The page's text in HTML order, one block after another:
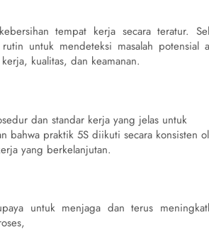
tempat kerja secara teratur.
untuk mendeteksi masalah potensial
kualitas, dan keamanan.
dan standar kerja yang jelas untuk
bahwa praktik 5S diikuti secara konsisten
yang berkelanjutan.
untuk menjaga dan terus